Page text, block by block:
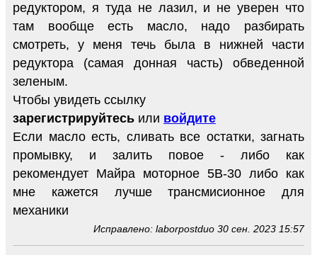
редуктором, я туда не лазил, и не уверен что
там вообще есть масло, надо разбирать
смотреть, у меня течь была в нижней части
редуктора (самая донная часть) обведенной
зеленым.
Чтобы увидеть ссылку
зарегистрируйтесь или войдите
Если масло есть, сливать все остатки, загнать
промывку, и залить повое - либо как
рекомендует Майра моторное 5В-30 либо как
мне кажется лучше трансмисионное для
механики
Исправлено: laborpostduo 30 сен. 2023 15:57